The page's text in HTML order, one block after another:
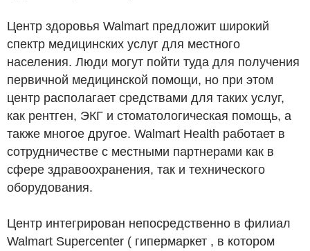
Центр здоровья Walmart предложит широкий
спектр медицинских услуг для местного
населения. Люди могут пойти туда для получения
первичной медицинской помощи, но при этом
центр располагает средствами для таких услуг,
как рентген, ЭКГ и стоматологическая помощь, а
также многое другое. Walmart Health работает в
сотрудничестве с местными партнерами как в
сфере здравоохранения, так и технического
оборудования.
Центр интегрирован непосредственно в филиал
Walmart Supercenter ( гипермаркет , в котором